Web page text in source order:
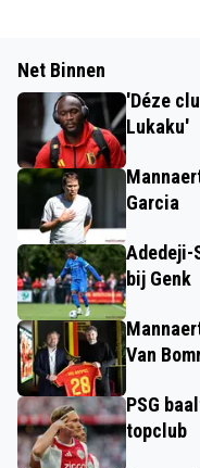
Net Binnen
'Déze
Lukaku'
Garcia
Adedeji-
bij Genk
Van
PSG
topclub